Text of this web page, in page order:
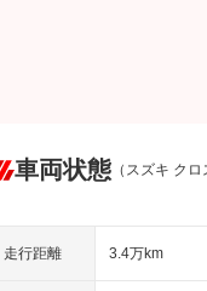
車両状態 （スズキ ク
走行距離 3.4万km